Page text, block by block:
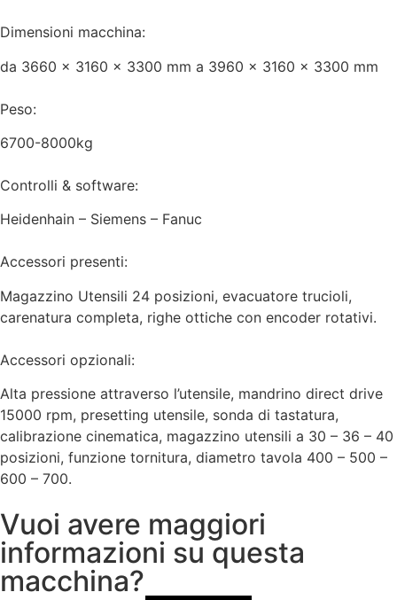
Dimensioni macchina:
da 3660 x 3160 x 3300 mm a 3960 x 3160 x 3300 mm
Peso:
6700-8000kg
Controlli & software:
Heidenhain – Siemens – Fanuc
Accessori presenti:
Magazzino Utensili 24 posizioni, evacuatore trucioli,
carenatura completa, righe ottiche con encoder rotativi.
Accessori opzionali:
Alta pressione attraverso l’utensile, mandrino direct drive
15000 rpm, presetting utensile, sonda di tastatura,
calibrazione cinematica, magazzino utensili a 30 – 36 – 40
posizioni, funzione tornitura, diametro tavola 400 – 500 –
600 – 700.
Vuoi avere maggiori
informazioni su questa
macchina?